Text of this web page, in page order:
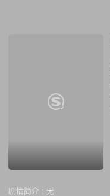
剧情简介 : 无